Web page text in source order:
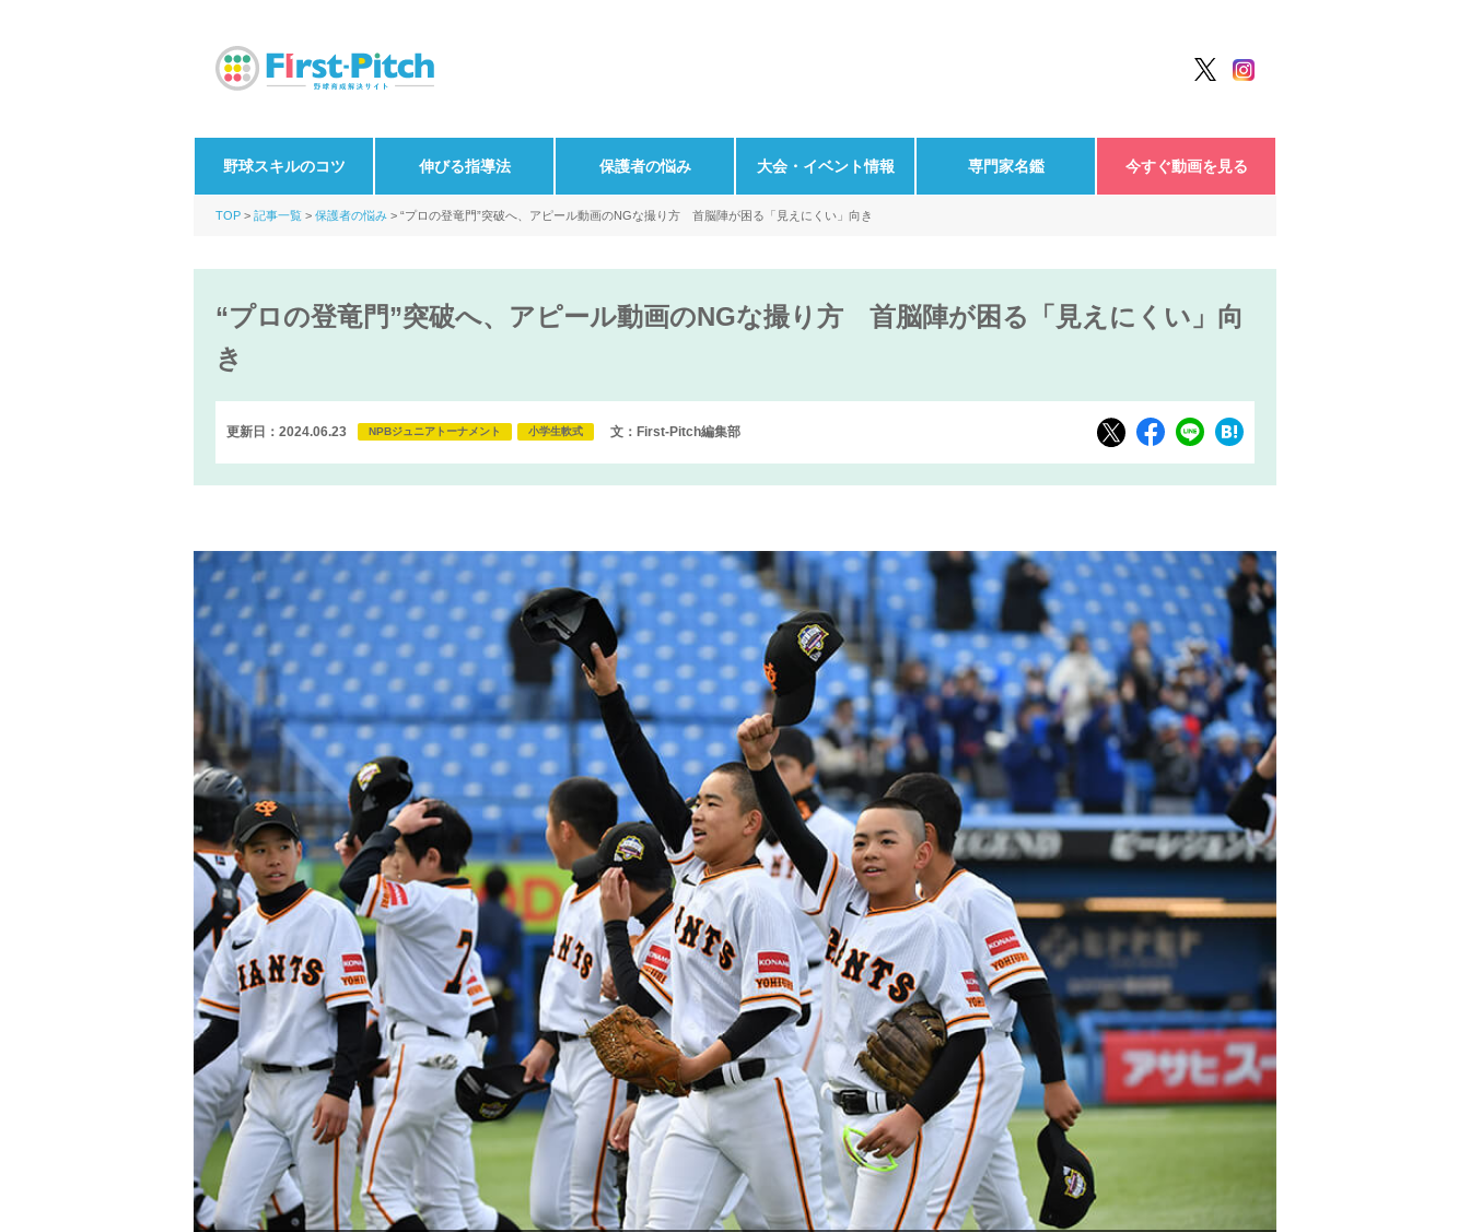
野球スキルのコツ 伸びる指導法 保護者の悩み 大会・イベント情報 専門家名鑑 今すぐ動画を見る
TOP 記事一覧 保護者の悩み “プロの登竜門”突破へ、アピール動画のNGな撮り方 首脳陣が困る「見えにくい」向き
“プロの登竜門”突破へ、アピール動画のNGな撮り方 首脳陣が困る「見えにくい」向
き
更新日：2024.06.23 NPBジュニアトーナメント 小学生軟式 文：First-Pitch編集部